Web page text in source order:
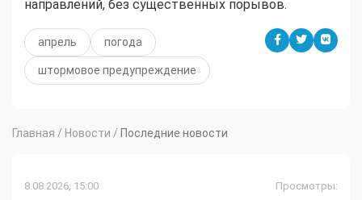
направлений, без существенных порывов.
апрель погода
штормовое предупреждение
Главная / Новости / Последние новости
8.08.2026, 15:00 Просмотры: